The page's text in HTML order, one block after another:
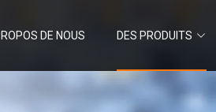
DE NOUS DES PRODUITS